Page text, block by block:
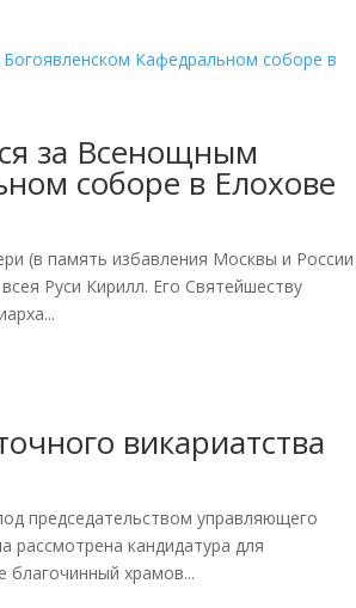
за Всенощным
соборе в Елохове
(в память избавления Москвы и
Руси Кирилл. Его Святейшеству
викариатства
председательством управляющего
рассмотрена кандидатура для
благочинный храмов...